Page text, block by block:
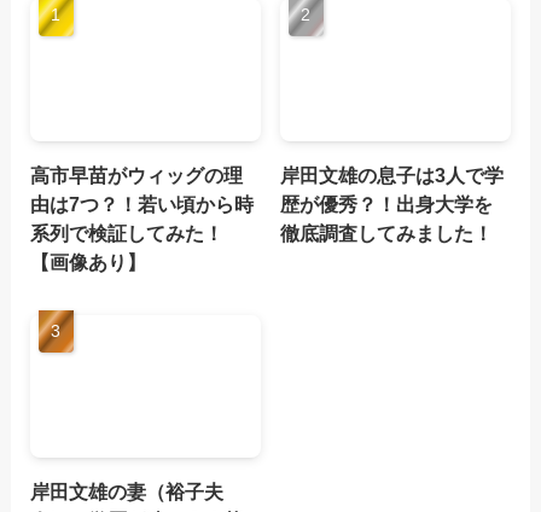
高市早苗がウィッグの理
由は7つ？！若い頃から時
系列で検証してみた！
【画像あり】
岸田文雄の息子は3人で学
歴が優秀？！出身大学を
徹底調査してみました！
岸田文雄の妻（裕子夫